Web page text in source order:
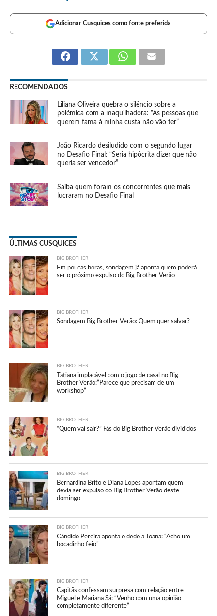
Adicionar Cusquices como fonte preferida
RECOMENDADOS
Liliana Oliveira quebra o silêncio sobre a
polémica com a maquilhadora: “As pessoas que
querem fama à minha custa não vão ter”
João Ricardo desiludido com o segundo lugar
no Desafio Final: “Seria hipócrita dizer que não
queria ser vencedor”
Saiba quem foram os concorrentes que mais
lucraram no Desafio Final
ÚLTIMAS CUSQUICES
BIG BROTHER
Em poucas horas, sondagem já aponta quem poderá
ser o próximo expulso do Big Brother Verão
BIG BROTHER
Sondagem Big Brother Verão: Quem quer salvar?
BIG BROTHER
Tatiana implacável com o jogo de casal no Big
Brother Verão:”Parece que precisam de um
workshop”
BIG BROTHER
“Quem vai sair?” Fãs do Big Brother Verão divididos
BIG BROTHER
Bernardina Brito e Diana Lopes apontam quem
devia ser expulso do Big Brother Verão deste
domingo
BIG BROTHER
Cândido Pereira aponta o dedo a Joana: “Acho um
bocadinho feio”
BIG BROTHER
Capitãs confessam surpresa com relação entre
Miguel e Mariana Sá: “Venho com uma opinião
completamente diferente”